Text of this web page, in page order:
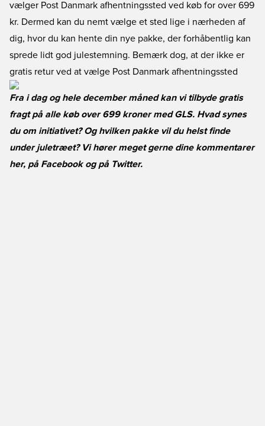
vælger Post Danmark afhentningssted ved køb for over 699
kr. Dermed kan du nemt vælge et sted lige i nærheden af
dig, hvor du kan hente din nye pakke, der forhåbentlig kan
sprede lidt god julestemning. Bemærk dog, at der ikke er
gratis retur ved at vælge Post Danmark afhentningssted
Fra i dag og hele december måned kan vi tilbyde gratis
fragt på alle køb over 699 kroner med GLS. Hvad synes
du om initiativet? Og hvilken pakke vil du helst finde
under juletræet? Vi hører meget gerne dine kommentarer
her, på Facebookog på Twitter.